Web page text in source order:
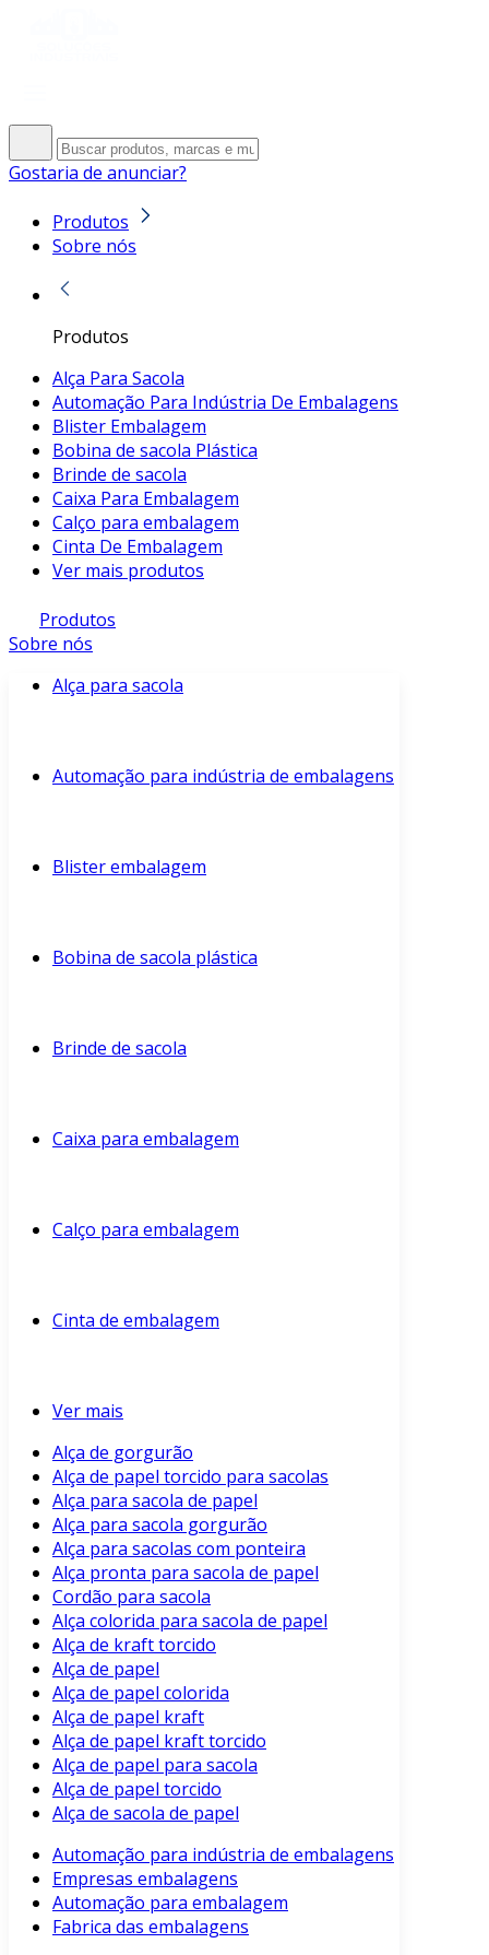
Gostaria de anunciar?
Produtos
Sobre nós
Produtos
Alça Para Sacola
Automação Para Indústria De Embalagens
Blister Embalagem
Bobina de sacola Plástica
Brinde de sacola
Caixa Para Embalagem
Calço para embalagem
Cinta De Embalagem
Ver mais produtos
Produtos
Sobre nós
Alça para sacola
Automação para indústria de embalagens
Blister embalagem
Bobina de sacola plástica
Brinde de sacola
Caixa para embalagem
Calço para embalagem
Cinta de embalagem
Ver mais
Alça de gorgurão
Alça de papel torcido para sacolas
Alça para sacola de papel
Alça para sacola gorgurão
Alça para sacolas com ponteira
Alça pronta para sacola de papel
Cordão para sacola
Alça colorida para sacola de papel
Alça de kraft torcido
Alça de papel
Alça de papel colorida
Alça de papel kraft
Alça de papel kraft torcido
Alça de papel para sacola
Alça de papel torcido
Alça de sacola de papel
Automação para indústria de embalagens
Empresas embalagens
Automação para embalagem
Fabrica das embalagens